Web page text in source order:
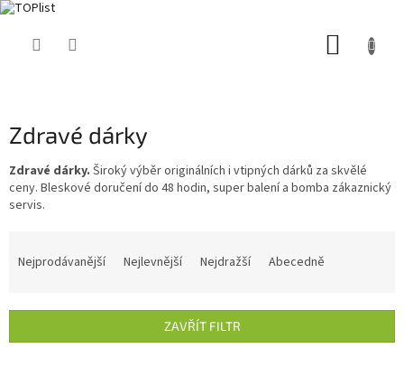
Zdravé dárky
Zdravé dárky. Široký výběr originálních i vtipných dárků za skvělé
ceny. Bleskové doručení do 48 hodin, super balení a bomba zákaznický
servis.
í
Nejprodávanější Nejlevnější Nejdražší Abecedně
ZAVŘÍT FILTR